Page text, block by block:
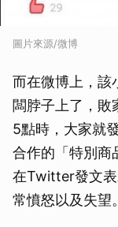
圖片來源/微博
而在微博上，該
闆脖子上了，敗
5點時，大家就
合作的「特別商
在Twitter發文
常憤怒以及失望。